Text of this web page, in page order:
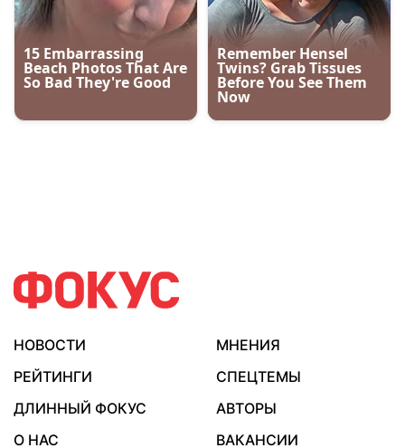
НОВОСТИ
МНЕНИЯ
РЕЙТИНГИ
СПЕЦТЕМЫ
ДЛИННЫЙ ФОКУС
АВТОРЫ
О НАС
ВАКАНСИИ